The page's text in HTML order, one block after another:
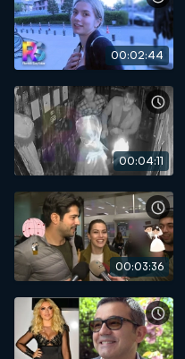
00:02:44
00:04:11
00:03:36